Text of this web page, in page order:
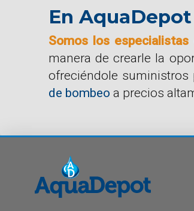
En
Somos los
manera de crearle la
ofreciéndole suministros
de bombeo a precios